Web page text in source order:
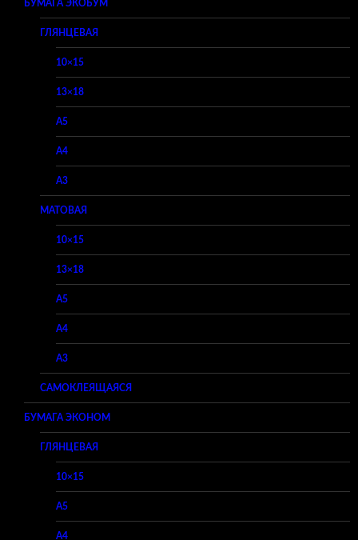
БУМАГА ЭКОБУМ
ГЛЯНЦЕВАЯ
10×15
13×18
A5
A4
A3
МАТОВАЯ
10×15
13×18
A5
A4
A3
САМОКЛЕЯЩАЯСЯ
БУМАГА ЭКОНОМ
ГЛЯНЦЕВАЯ
10×15
A5
A4